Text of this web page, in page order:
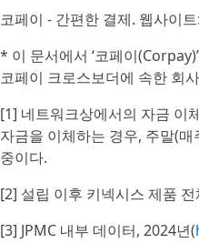
코페이 - 간편한 결제. 웹사이트:
* 이 문서에서 ‘코페이
코페이 크로스보더에 속한 회
[1] 네트워크상에서의 자금 이
자금을 이체하는 경우, 주말(
중이다.
[2] 설립 이후 키넥시스 제품
[3] JPMC 내부 데이터, 2024년(